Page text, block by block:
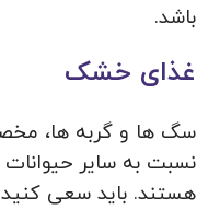
باشد.
غذای خشک
سگ‌ ها و گربه‌ ها،
نسبت به سایر حیوانات
هستند. باید سعی کنید